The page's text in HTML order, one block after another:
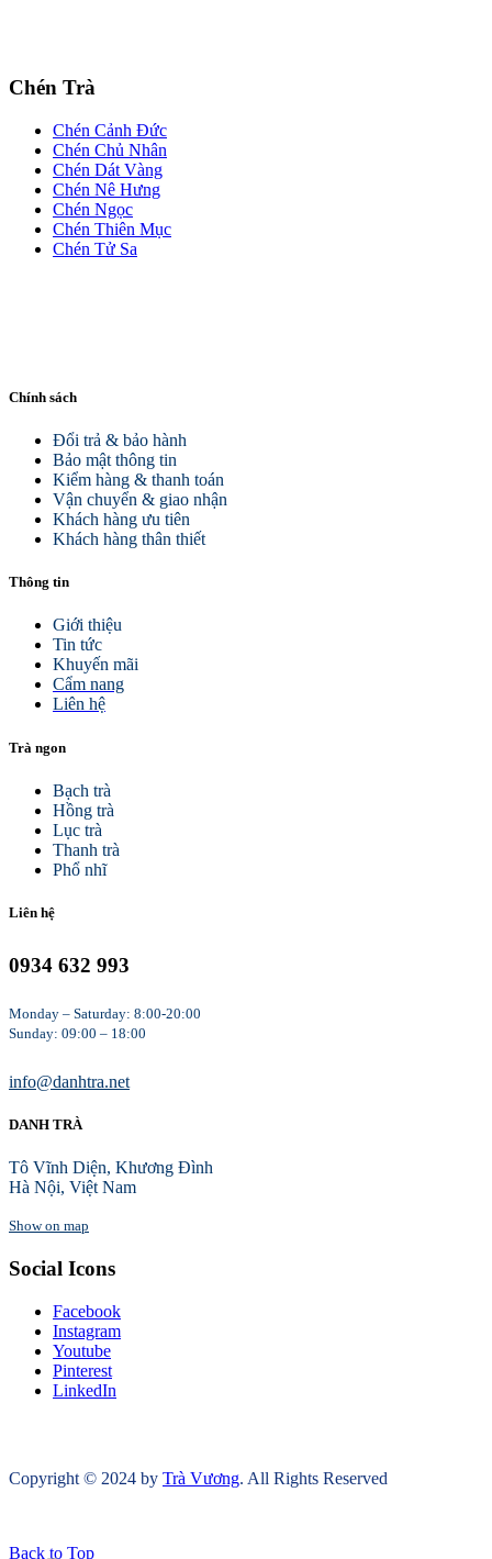
Chén Trà
Chén Cảnh Đức
Chén Chủ Nhân
Chén Dát Vàng
Chén Nê Hưng
Chén Ngọc
Chén Thiên Mục
Chén Tử Sa
Chính sách
Đổi trả & bảo hành
Bảo mật thông tin
Kiểm hàng & thanh toán
Vận chuyển & giao nhận
Khách hàng ưu tiên
Khách hàng thân thiết
Thông tin
Giới thiệu
Tin tức
Khuyến mãi
Cẩm nang
Liên hệ
Trà ngon
Bạch trà
Hồng trà
Lục trà
Thanh trà
Phổ nhĩ
Liên hệ
0934 632 993
Monday – Saturday: 8:00-20:00
Sunday: 09:00 – 18:00
info@danhtra.net
DANH TRÀ
Tô Vĩnh Diện, Khương Đình
Hà Nội, Việt Nam
Show on map
Social Icons
Facebook
Instagram
Youtube
Pinterest
LinkedIn
Copyright © 2024 by Trà Vương. All Rights Reserved
Back to Top